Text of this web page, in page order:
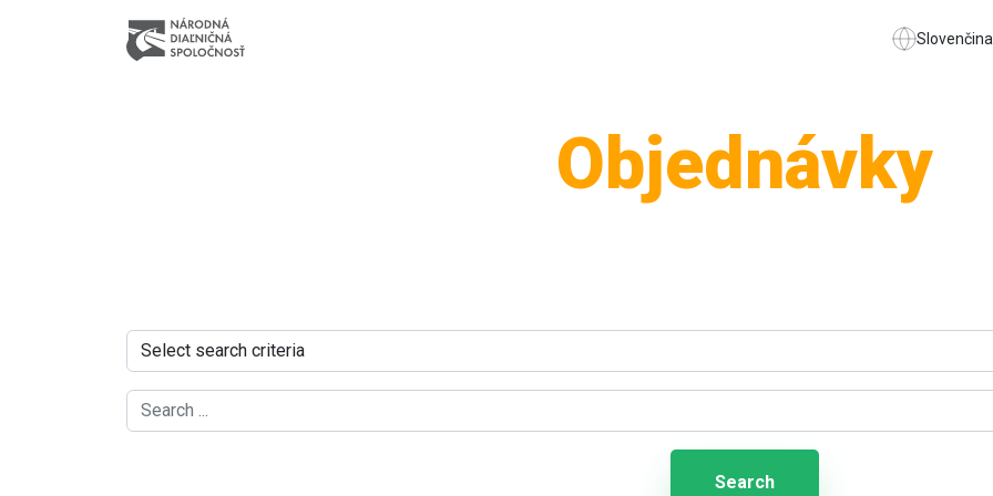
Slovenčina
Objednávky
Search